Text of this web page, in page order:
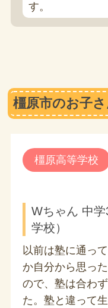
す。
橿原市のお子
橿原高等学校
Wちゃん 中
学校）
以前は塾に通っ
か自分から思っ
ので、塾は合わ
た。塾と違って